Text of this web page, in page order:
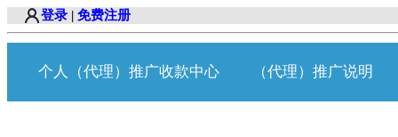
登录 | 免费注册
个人（代理）推广收款中心 （代理）推广说明